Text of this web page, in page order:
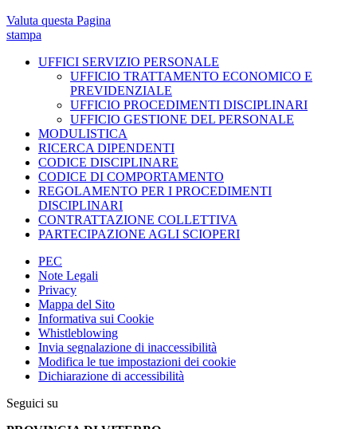
Valuta questa Pagina
stampa
UFFICI SERVIZIO PERSONALE
UFFICIO TRATTAMENTO ECONOMICO E
PREVIDENZIALE
UFFICIO PROCEDIMENTI DISCIPLINARI
UFFICIO GESTIONE DEL PERSONALE
MODULISTICA
RICERCA DIPENDENTI
CODICE DISCIPLINARE
CODICE DI COMPORTAMENTO
REGOLAMENTO PER I PROCEDIMENTI
DISCIPLINARI
CONTRATTAZIONE COLLETTIVA
PARTECIPAZIONE AGLI SCIOPERI
PEC
Note Legali
Privacy
Mappa del Sito
Informativa sui Cookie
Whistleblowing
Invia segnalazione di inaccessibilità
Modifica le tue impostazioni dei cookie
Dichiarazione di accessibilità
Seguici su